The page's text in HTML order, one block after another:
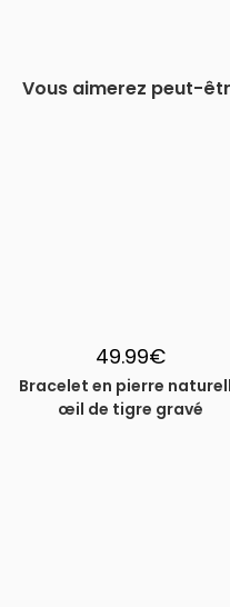
Vous aimerez peut-
49.99€
Bracelet en pierre
œil de tigre gravé